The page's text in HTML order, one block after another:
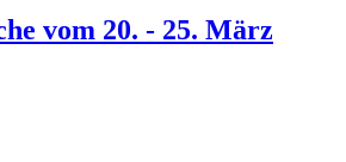
vom 20. - 25. März